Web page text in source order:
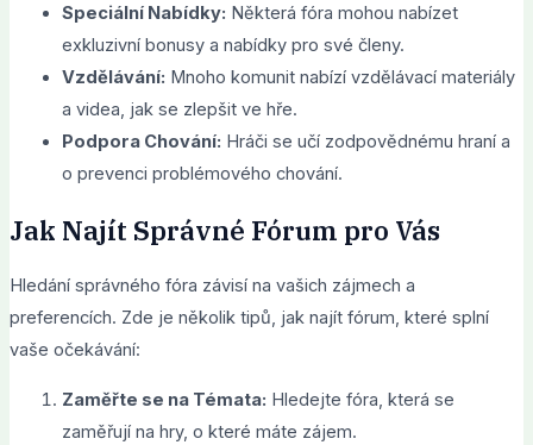
Speciální Nabídky: Některá fóra mohou nabízet
exkluzivní bonusy a nabídky pro své členy.
Vzdělávání: Mnoho komunit nabízí vzdělávací materiály
a videa, jak se zlepšit ve hře.
Podpora Chování: Hráči se učí zodpovědnému hraní a
o prevenci problémového chování.
Jak Najít Správné Fórum pro Vás
Hledání správného fóra závisí na vašich zájmech a
preferencích. Zde je několik tipů, jak najít fórum, které splní
vaše očekávání:
Zaměřte se na Témata: Hledejte fóra, která se
zaměřují na hry, o které máte zájem.